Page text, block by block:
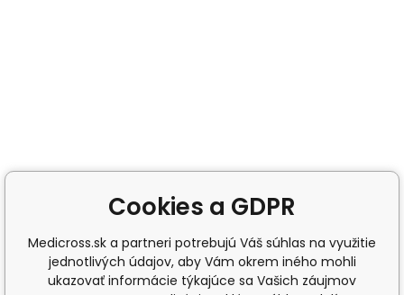
Cookies a GDPR
Medicross.sk a partneri potrebujú Váš súhlas na využitie
jednotlivých údajov, aby Vám okrem iného mohli
ukazovať informácie týkajúce sa Vašich záujmov